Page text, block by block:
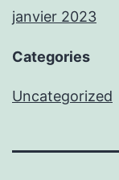
janvier 2023
Categories
Uncategorized